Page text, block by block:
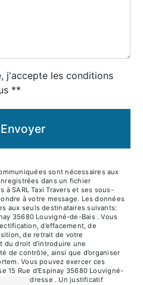
j'accepte les conditions
**
Envoyer
sont nécessaires aux
dans un fichier
SARL Taxi Travers et ses sous-
à votre message. Les données
aux seuls destinataires suivants:
35680 Louvigné-de-Bais . Vous
d’effacement, de
de retrait de votre
du droit d’introduire une
de contrôle, ainsi que d’organiser
Vous pouvez exercer ces
15 Rue d'Espinay 35680 Louvigné-
à l'adresse . Un justificatif